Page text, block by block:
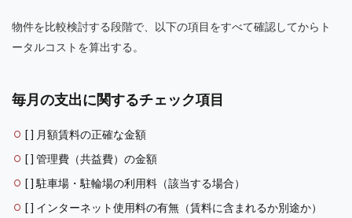
物件を比較検討する段階で、以下の項目をすべて確認してからト
ータルコストを算出する。
毎月の支出に関するチェック項目
[ ] 月額賃料の正確な金額
[ ] 管理費（共益費）の金額
[ ] 駐車場・駐輪場の利用料（該当する場合）
[ ] インターネット使用料の有無（賃料に含まれるか別途か）